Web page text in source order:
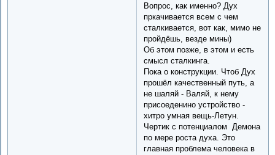
Вопрос, как именно? Дух
пркачивается всем с чем
сталкивается, вот как, мимо не
пройдёшь, везде мины)
Об этом позже, в этом и есть
смысл сталкинга.
Пока о конструкции. Чтоб Дух
прошёл качественный путь, а
не шаляй - Валяй, к нему
присоеденино устройство -
хитро умная вещь-Летун.
Чертик с потенциалом Демона
по мере роста духа. Это
главная проблема человека в